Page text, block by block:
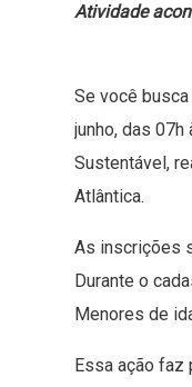
Atividade
Se você
junho, das
Sustentável,
Atlântica.
As inscrições
Durante o
Menores de
Essa ação